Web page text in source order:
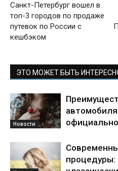
Санкт-Петербург вошел в
топ-3 городов по продаже
путевок по России с
кешбэком
ЭТО МОЖЕТ БЫТЬ
Новости
автомобиля
процедуры: